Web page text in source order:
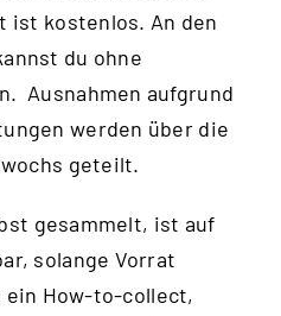
ist kostenlos. An den
du ohne
Ausnahmen aufgrund
werden über die
geteilt.
gesammelt, ist auf
solange Vorrat
How-to-collect,